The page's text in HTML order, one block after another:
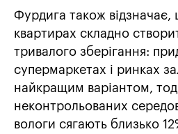
Фурдига також відзначає,
квартирах складно
тривалого зберігання:
супермаркетах і ринках
найкращим варіантом,
неконтрольованих
вологи сягають близько